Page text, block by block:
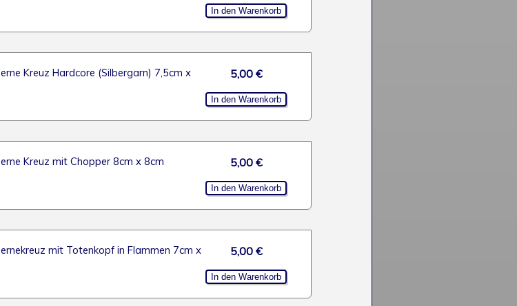
Kreuz Hardcore (Silbergarn) 7,5cm x
5,00 €
Kreuz mit Chopper 8cm x 8cm 5,00 €
mit Totenkopf in Flammen 7cm x
5,00 €